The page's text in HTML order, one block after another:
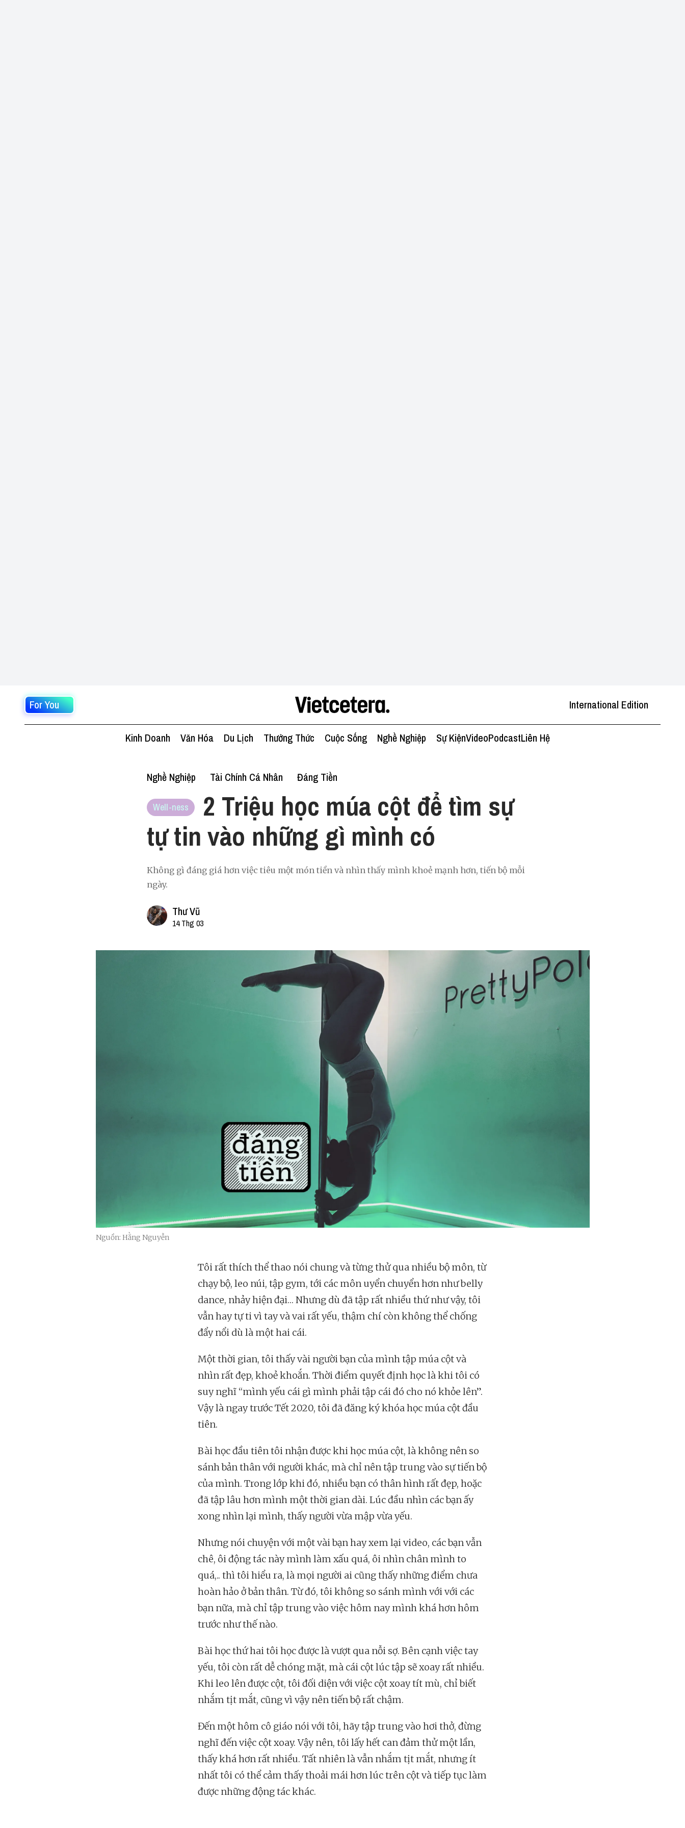
For You International Edition
Kinh Doanh Văn Hóa Du Lịch Thưởng Thức Cuộc Sống Nghề Nghiệp Sự KiệnVideoPodcastLiên Hệ
Nghề Nghiệp Tài Chính Cá Nhân Đáng Tiền
Well-ness
2 Triệu học múa cột để tìm sự
tự tin vào những gì mình có
Không gì đáng giá hơn việc tiêu một món tiền và nhìn thấy mình khoẻ mạnh hơn, tiến bộ mỗi
ngày.
Thư Vũ
14 Thg 03
Nguồn: Hằng Nguyễn
Tôi rất thích thể thao nói chung và từng thử qua nhiều bộ môn, từ
chạy bộ, leo núi, tập gym, tới các môn uyển chuyển hơn như belly
dance, nhảy hiện đại… Nhưng dù đã tập rất nhiều thứ như vậy, tôi
vẫn hay tự ti vì tay và vai rất yếu, thậm chí còn không thể chống
đẩy nổi dù là một hai cái.
Một thời gian, tôi thấy vài người bạn của mình tập múa cột và
nhìn rất đẹp, khoẻ khoắn. Thời điểm quyết định học là khi tôi có
suy nghĩ “mình yếu cái gì mình phải tập cái đó cho nó khỏe lên”.
Vậy là ngay trước Tết 2020, tôi đã đăng ký khóa học múa cột đầu
tiên.
Bài học đầu tiên tôi nhận được khi học múa cột, là không nên so
sánh bản thân với người khác, mà chỉ nên tập trung vào sự tiến bộ
của mình. Trong lớp khi đó, nhiều bạn có thân hình rất đẹp, hoặc
đã tập lâu hơn mình một thời gian dài. Lúc đầu nhìn các bạn ấy
xong nhìn lại mình, thấy người vừa mập vừa yếu.
Nhưng nói chuyện với một vài bạn hay xem lại video, các bạn vẫn
chê, ôi động tác này mình làm xấu quá, ôi nhìn chân mình to
quá,.. thì tôi hiểu ra, là mọi người ai cũng thấy những điểm chưa
hoàn hảo ở bản thân. Từ đó, tôi không so sánh mình với với các
bạn nữa, mà chỉ tập trung vào việc hôm nay mình khá hơn hôm
trước như thế nào.
Bài học thứ hai tôi học được là vượt qua nỗi sợ. Bên cạnh việc tay
yếu, tôi còn rất dễ chóng mặt, mà cái cột lúc tập sẽ xoay rất nhiều.
Khi leo lên được cột, tôi đối diện với việc cột xoay tít mù, chỉ biết
nhắm tịt mắt, cũng vì vậy nên tiến bộ rất chậm.
Đến một hôm cô giáo nói với tôi, hãy tập trung vào hơi thở, đừng
nghĩ đến việc cột xoay. Vậy nên, tôi lấy hết can đảm thử một lần,
thấy khá hơn rất nhiều. Tất nhiên là vẫn nhắm tịt mắt, nhưng ít
nhất tôi có thể cảm thấy thoải mái hơn lúc trên cột và tiếp tục làm
được những động tác khác.